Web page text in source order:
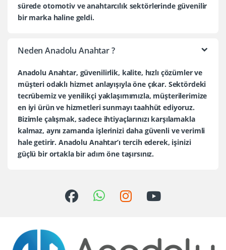
sürede otomotiv ve anahtarcılık sektörlerinde güvenilir
bir marka haline geldi.
Neden Anadolu Anahtar ?
Anadolu Anahtar, güvenilirlik, kalite, hızlı çözümler ve
müşteri odaklı hizmet anlayışıyla öne çıkar. Sektördeki
tecrübemiz ve yenilikçi yaklaşımımızla, müşterilerimize
en iyi ürün ve hizmetleri sunmayı taahhüt ediyoruz.
Bizimle çalışmak, sadece ihtiyaçlarınızı karşılamakla
kalmaz, aynı zamanda işlerinizi daha güvenli ve verimli
hale getirir. Anadolu Anahtar’ı tercih ederek, işinizi
güçlü bir ortakla bir adım öne taşırsınız.